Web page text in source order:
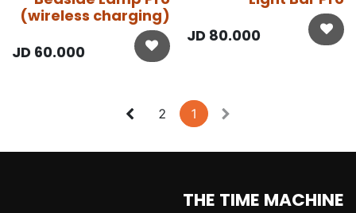
JD 80.000
(wireless charging)
JD 60.000
1
2
THE TIME MACHINE